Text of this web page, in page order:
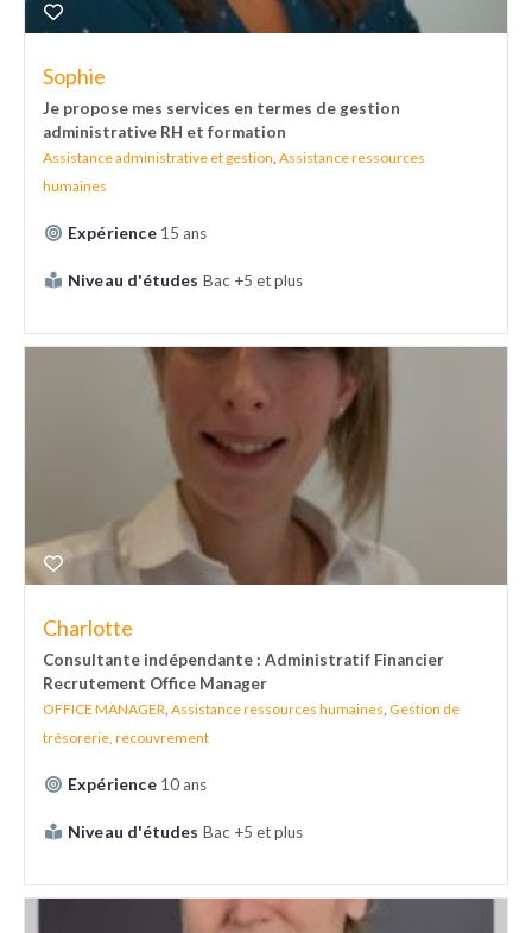
Sophie
Je propose mes services en termes de gestion
administrative RH et formation
Assistance administrative et gestion Assistance ressources
humaines
Expérience 15 ans
Niveau d'études Bac +5 et plus
Charlotte
Consultante indépendante : Administratif Financier
Recrutement Office Manager
OFFICE MANAGER Assistance ressources humaines Gestion de
trésorerie, recouvrement
Expérience 10 ans
Niveau d'études Bac +5 et plus